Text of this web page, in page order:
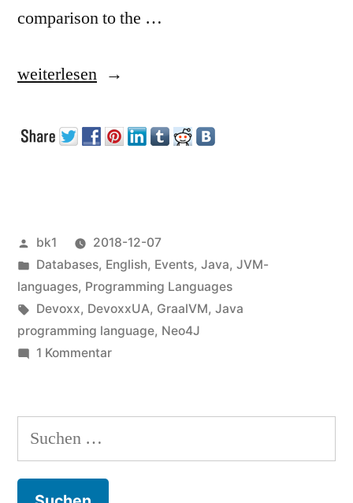
comparison to the …
„Devoxx
2018“
weiterlesen
Veröffentlicht
von
bk1
2018-12-07
Veröffentlicht
unter
Databases, English, Events, Java, JVM-
languages, Programming Languages
Schlagwörter:
Devoxx, DevoxxUA, GraalVM, Java
programming language, Neo4J
1 Kommentarzu
2018
Suchen
nach: